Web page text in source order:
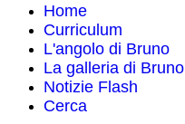
Home
Curriculum
L'angolo di Bruno
La galleria di Bruno
Notizie Flash
Cerca